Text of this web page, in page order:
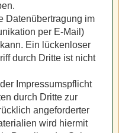
Datenübertragung im
per E-Mail)
Ein lückenloser
durch Dritte ist nicht
Impressumspflicht
durch Dritte zur
angeforderter
wird hiermit